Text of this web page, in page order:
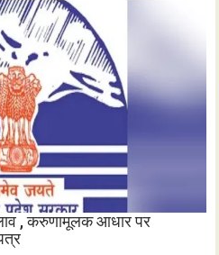
, करुणामूलक आधार पर